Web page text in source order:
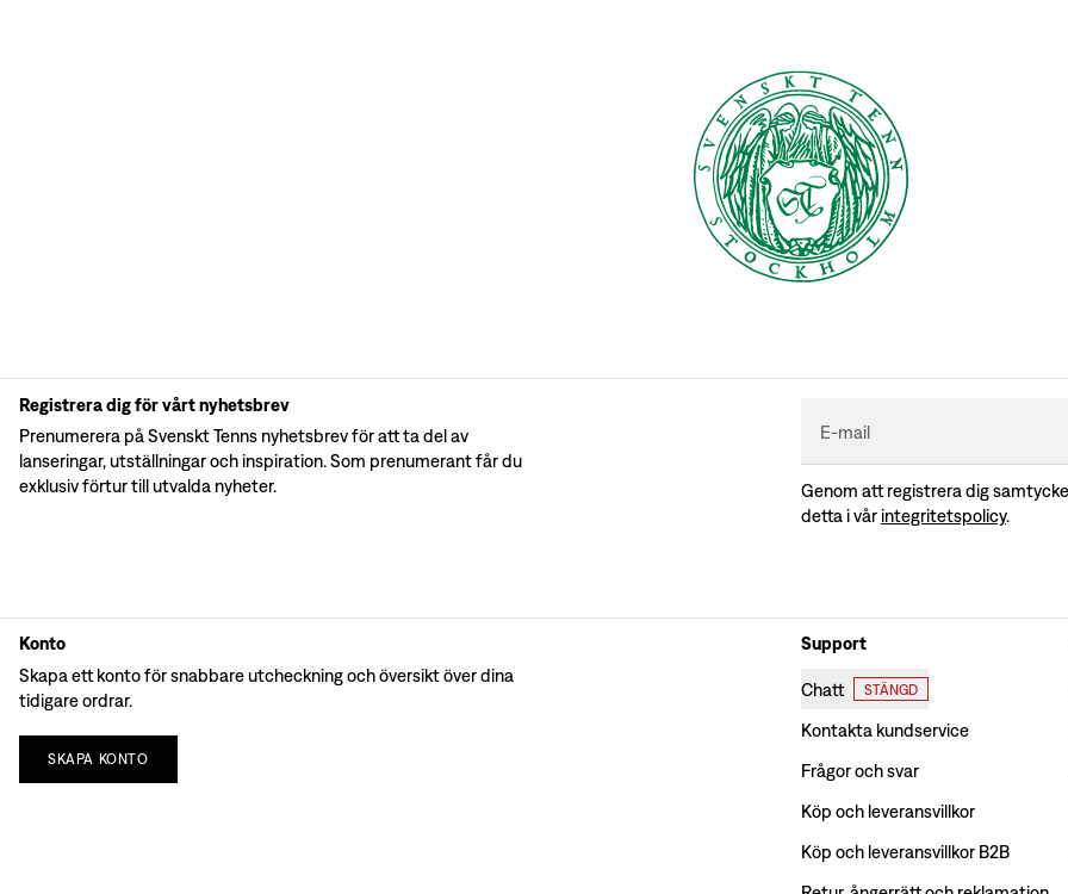
Registrera dig för vårt nyhetsbrev
Prenumerera på Svenskt Tenns nyhetsbrev för att ta del av
lanseringar, utställningar och inspiration. Som prenumerant får du
exklusiv förtur till utvalda nyheter.
E-mail
Genom att registrera dig
detta i vårintegritetspolicy.
Konto
Skapa ett konto för snabbare utcheckning och översikt över dina
tidigare ordrar.
SKAPA KONTO
Support
Chatt STÄNGD
Kontakta kundservice
Frågor och svar
Köp och leveransvillkor
Köp och leveransvillkor B2B